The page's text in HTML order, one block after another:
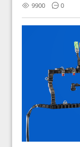
9900 0